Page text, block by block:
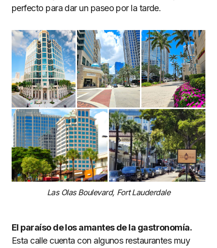
perfecto para dar un paseo por la tarde.
Las Olas Boulevard, Fort Lauderdale
El paraíso de los amantes de la gastronomía.
Esta calle cuenta con algunos restaurantes muy